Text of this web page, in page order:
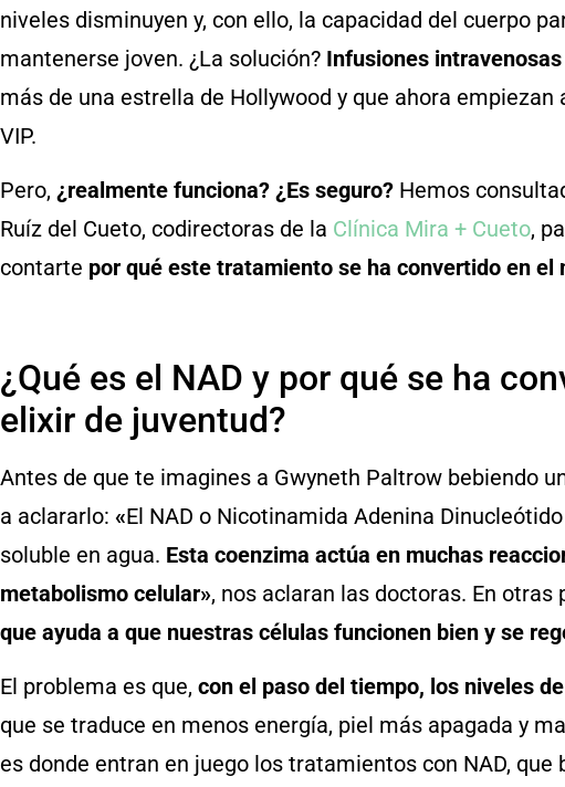
niveles disminuyen y, con ello, la capacidad del cuerpo
mantenerse joven. ¿La solución? Infusiones intravenosas
más de una estrella de Hollywood y que ahora
VIP.
Pero, ¿realmente funciona? ¿Es seguro? Hemos
Ruíz del Cueto, codirectoras de la Clínica Mira + Cueto,
contarte por qué este tratamiento se ha convertido en el
¿Qué es el NAD y por qué se ha
elixir de juventud?
Antes de que te imagines a Gwyneth Paltrow bebiendo
a aclararlo: «El NAD o Nicotinamida Adenina
soluble en agua. Esta coenzima actúa en muchas
metabolismo celular», nos aclaran las doctoras. En otras
que ayuda a que nuestras células funcionen bien y se
El problema es que, con el paso del tiempo, los niveles
que se traduce en menos energía, piel más apagada y
es donde entran en juego los tratamientos con NAD,